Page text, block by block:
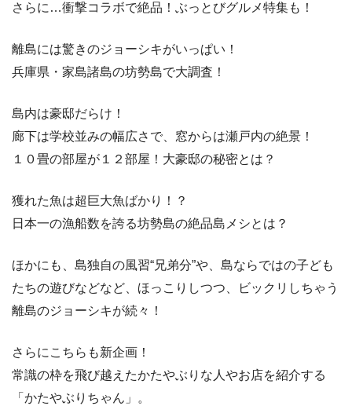
さらに…衝撃コラボで絶品！ぶっとびグルメ特集も！
離島には驚きのジョーシキがいっぱい！
兵庫県・家島諸島の坊勢島で大調査！
島内は豪邸だらけ！
廊下は学校並みの幅広さで、窓からは瀬戸内の絶景！
１０畳の部屋が１２部屋！大豪邸の秘密とは？
獲れた魚は超巨大魚ばかり！？
日本一の漁船数を誇る坊勢島の絶品島メシとは？
ほかにも、島独自の風習“兄弟分”や、島ならではの子ども
たちの遊びなどなど、ほっこりしつつ、ビックリしちゃう
離島のジョーシキが続々！
さらにこちらも新企画！
常識の枠を飛び越えたかたやぶりな人やお店を紹介する
「かたやぶりちゃん」。